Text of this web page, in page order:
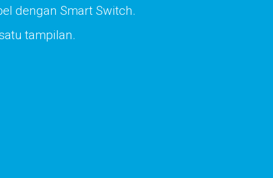
dengan Smart Switch.
tampilan.